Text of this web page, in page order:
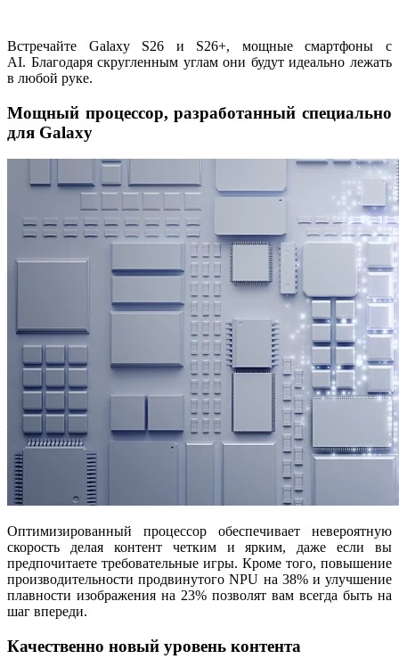
Встречайте Galaxy S26 и S26+, мощные смартфоны с
AI. Благодаря скругленным углам они будут идеально лежать
в любой руке.
Мощный процессор, разработанный специально
для Galaxy
Оптимизированный процессор обеспечивает невероятную
скорость делая контент четким и ярким, даже если вы
предпочитаете требовательные игры. Кроме того, повышение
производительности продвинутого NPU на 38% и улучшение
плавности изображения на 23% позволят вам всегда быть на
шаг впереди.
Качественно новый уровень контента